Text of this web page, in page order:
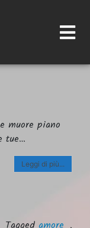
muore piano
tue…
Leggi di più...